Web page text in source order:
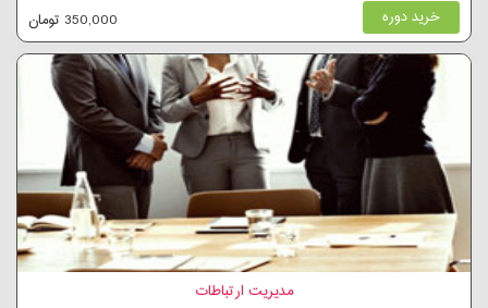
خرید دوره 350,000 تومان
مدیریت ارتباطات